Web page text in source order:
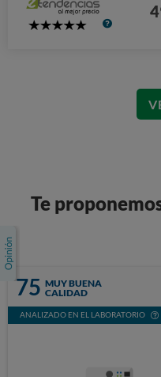
5
Te
75 MUY BUENA
CALIDAD
ANALIZADO EN EL LABORATORIO